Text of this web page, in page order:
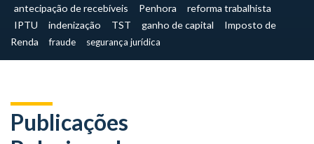
antecipação de recebíveis
Penhora
reforma trabalhista
IPTU
indenização TST ganho de capital
Imposto de
Renda
fraude segurança jurídica
Publicações